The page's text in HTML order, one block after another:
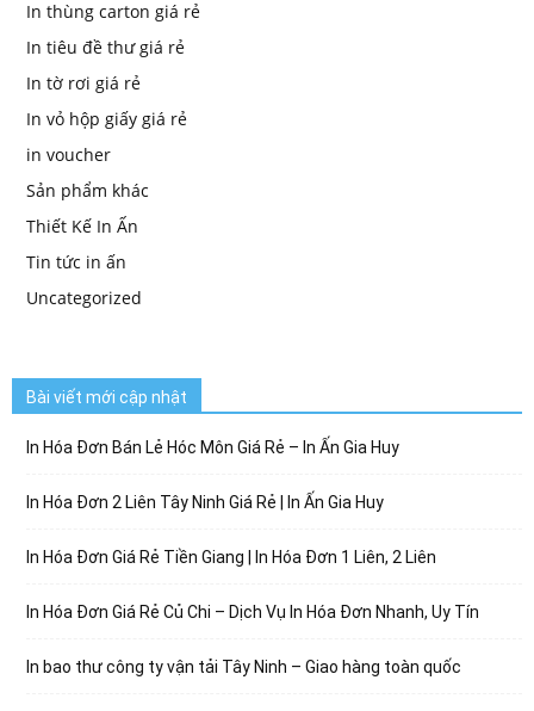
In thùng carton giá rẻ
In tiêu đề thư giá rẻ
In tờ rơi giá rẻ
In vỏ hộp giấy giá rẻ
in voucher
Sản phẩm khác
Thiết Kế In Ấn
Tin tức in ấn
Uncategorized
Bài viết mới cập nhật
In Hóa Đơn Bán Lẻ Hóc Môn Giá Rẻ – In Ấn Gia Huy
In Hóa Đơn 2 Liên Tây Ninh Giá Rẻ | In Ấn Gia Huy
In Hóa Đơn Giá Rẻ Tiền Giang | In Hóa Đơn 1 Liên, 2 Liên
In Hóa Đơn Giá Rẻ Củ Chi – Dịch Vụ In Hóa Đơn Nhanh, Uy Tín
In bao thư công ty vận tải Tây Ninh – Giao hàng toàn quốc